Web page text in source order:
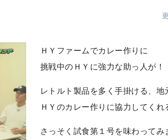
ＨＹファームでカレー作りに
挑戦中のＨＹに強力な助っ人が！
レトルト製品を多く手掛ける、地
ＨＹのカレー作りに協力してくれ
さっそく試食第１号を味わってみ